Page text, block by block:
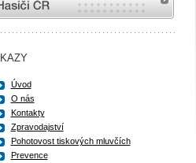
Úvod
O nás
Kontakty
Zpravodajství
Pohotovost tiskových mluvčích
Prevence